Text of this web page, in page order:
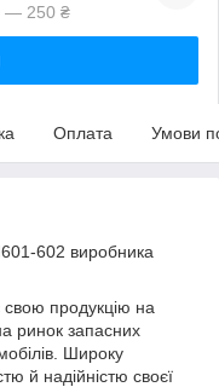
— 250 ₴
Оплата Умови
602 виробника
продукцію на
ринок запасних
Широку
й надійністю своєї